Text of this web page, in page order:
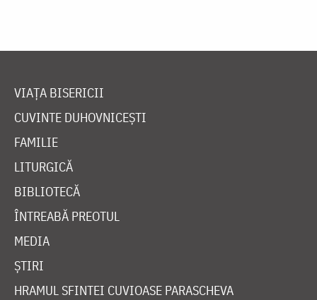
VIAȚA BISERICII
CUVINTE DUHOVNICEȘTI
FAMILIE
LITURGICĂ
BIBLIOTECĂ
ÎNTREABĂ PREOTUL
MEDIA
ȘTIRI
HRAMUL SFINTEI CUVIOASE PARASCHEVA